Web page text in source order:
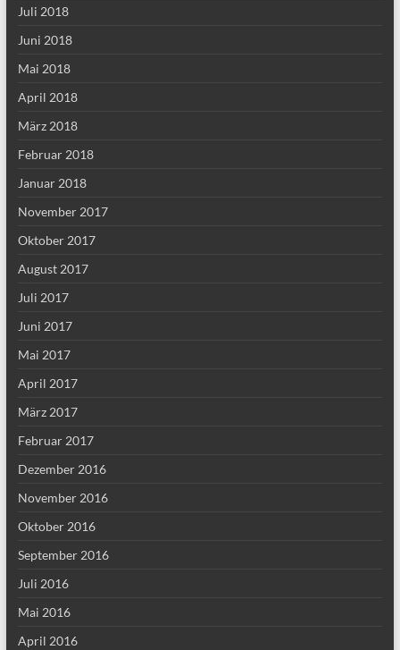
Juli 2018
Juni 2018
Mai 2018
April 2018
März 2018
Februar 2018
Januar 2018
November 2017
Oktober 2017
August 2017
Juli 2017
Juni 2017
Mai 2017
April 2017
März 2017
Februar 2017
Dezember 2016
November 2016
Oktober 2016
September 2016
Juli 2016
Mai 2016
April 2016